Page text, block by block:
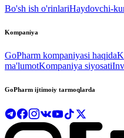
Bo'sh ish o'rinlariHaydovchi-
Kompaniya
GoPharm kompaniyasi haqida
ma'lumotKompaniya siyosati
GoPharm ijtimoiy tarmoqlarda